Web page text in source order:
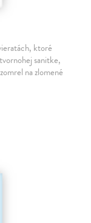
ktoré
sanitke,
na zlomené